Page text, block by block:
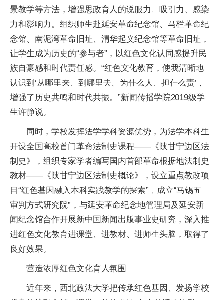
景教学等方法，增强思政育人的说服力、吸引力、感染
力和影响力。组织师生赴延安革命纪念馆、马栏革命纪
念馆、南泥湾革命旧址、渭华起义纪念馆等革命旧址，
让学生成为历史的“参与者”，以红色文化认同感提升民
族自豪感和时代责任感。“红色文化教育，使我清晰地
认识到‘从哪里来、到哪里去、为什么人、担什么责’，
增强了历史共鸣和时代共振。”新闻传播学院2019级学
生许静说。
同时，学校发挥法学学科资源优势，为法学本科生
开设全国高校首门革命法制史课程——《陕甘宁边区法
制史》，组织专家学者编写国内首部革命根据地法制史
教材——《陕甘宁边区法制史概论》，设立重点教改项
目“红色基因融入本科实践教学的探索”，成立“马锡五
审判方式研究院”，与延安革命纪念地管理局及延安新
闻纪念馆合作开展新中国新闻出版事业史研究，深入推
进红色文化教育进课堂、进教材、进师生头脑，取得了
良好效果。
营造浓厚红色文化育人氛围
近年来，西北政法大学把传承红色基因、发扬学校